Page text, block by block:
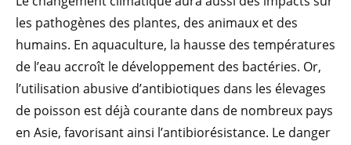
les pathogènes des plantes, des animaux et des
humains. En aquaculture, la hausse des températures
de l’eau accroît le développement des bactéries. Or,
l’utilisation abusive d’antibiotiques dans les élevages
de poisson est déjà courante dans de nombreux pays
en Asie, favorisant ainsi l’antibiorésistance. Le danger